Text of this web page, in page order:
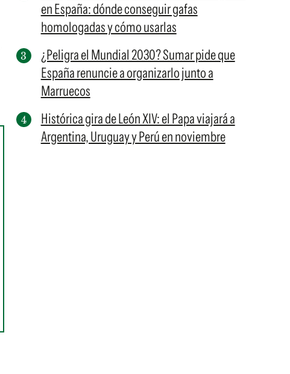
en España: dónde conseguir gafas
homologadas y cómo usarlas
¿Peligra el Mundial 2030? Sumar pide que
España renuncie a organizarlo junto a
Marruecos
Histórica gira de León XIV: el Papa viajará a
Argentina, Uruguay y Perú en noviembre